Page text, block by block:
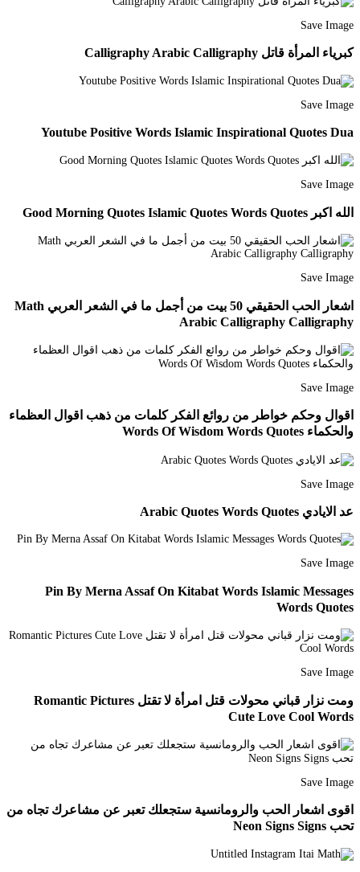
Save Image
كبرياء المرأة قاتل Calligraphy Arabic Calligraphy
Save Image
Youtube Positive Words Islamic Inspirational Quotes Dua
Save Image
الله اكبر Good Morning Quotes Islamic Quotes Words Quotes
Save Image
اشعار الحب الحقيقي 50 بيت من أجمل ما في الشعر العربي Math
Arabic Calligraphy Calligraphy
Save Image
اقوال وحكم خواطر من روائع الفكر كلمات من ذهب اقوال العظماء
والحكماء Words Of Wisdom Words Quotes
Save Image
عد الايادي Arabic Quotes Words Quotes
Save Image
Pin By Merna Assaf On Kitabat Words Islamic Messages
Words Quotes
Save Image
ومت نزار قباني محولات قتل امرأة لا تقتل Romantic Pictures
Cute Love Cool Words
Save Image
اقوى اشعار الحب والرومانسية ستجعلك تعبر عن مشاعرك تجاه من
تحب Neon Signs Signs